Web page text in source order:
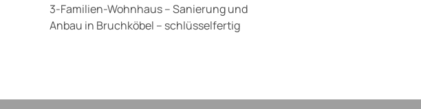
3-Familien-Wohnhaus – Sanierung und
Anbau in Bruchköbel – schlüsselfertig